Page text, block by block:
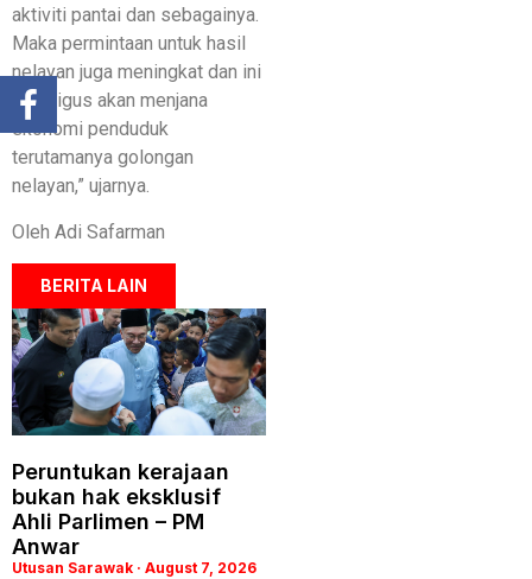
aktiviti pantai dan sebagainya.
Maka permintaan untuk hasil
nelayan juga meningkat dan ini
sekaligus akan menjana
ekonomi penduduk
terutamanya golongan
nelayan,” ujarnya.
Oleh Adi Safarman
BERITA LAIN
Peruntukan kerajaan
bukan hak eksklusif
Ahli Parlimen – PM
Anwar
Utusan Sarawak August 7, 2026